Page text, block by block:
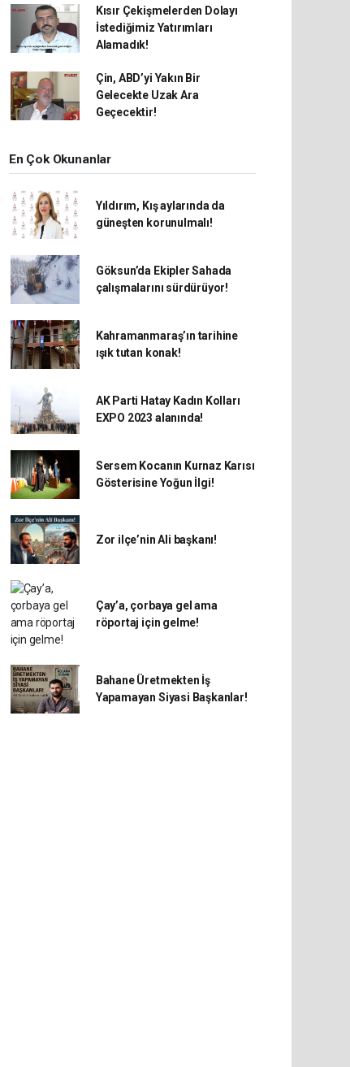
Kısır Çekişmelerden Dolayı
İstediğimiz Yatırımları
Alamadık!
Çin, ABD’yi Yakın Bir
Gelecekte Uzak Ara
Geçecektir!
En Çok Okunanlar
Yıldırım, Kış aylarında da
güneşten korunulmalı!
Göksun’da Ekipler Sahada
çalışmalarını sürdürüyor!
Kahramanmaraş’ın tarihine
ışık tutan konak!
AK Parti Hatay Kadın Kolları
EXPO 2023 alanında!
Sersem Kocanın Kurnaz Karısı
Gösterisine Yoğun İlgi!
Zor ilçe’nin Ali başkanı!
Çay’a, çorbaya gel ama
röportaj için gelme!
Bahane Üretmekten İş
Yapamayan Siyasi Başkanlar!